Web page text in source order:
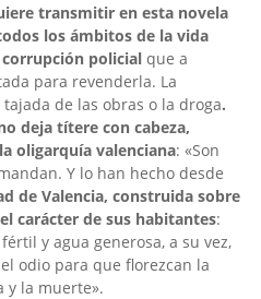
transmitir en esta novela
los ámbitos de la vida
corrupción policial que a
para revenderla. La
tajada de las obras o la droga.
deja títere con cabeza,
oligarquía valenciana: «Son
Y lo han hecho desde
de Valencia, construida sobre
carácter de sus habitantes:
y agua generosa, a su vez,
odio para que florezcan la
y la muerte».